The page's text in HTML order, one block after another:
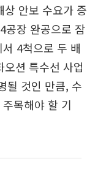
안보 수요가 증
공장 완공으로 잠
4척으로 두 배
션 특수선 사업
될 것인 만큼, 수
목해야 할 기